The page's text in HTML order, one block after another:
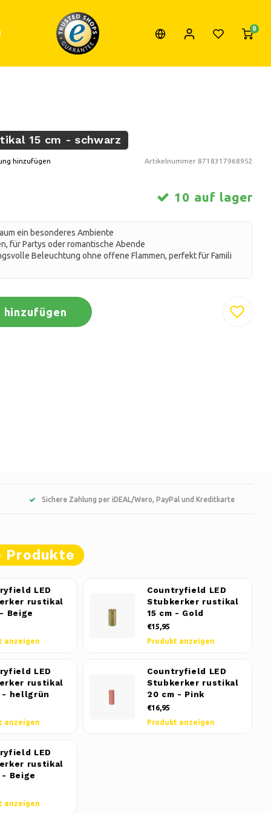
0
15 cm - schwarz
hinzufügen Artikelnummer 8718317968952
10 auf lager
ein besonderes Ambiente
für Partys oder romantische Abende
Beleuchtung ohne offene Flammen, perfekt für Famili
hinzufügen
Sichere Zahlung per iDEAL/Wero, PayPal und Kreditkarte
Produkte
LED
rustikal
Beige
anzeigen
Countryfield LED
Stubkerker rustikal
15 cm - Gold
€15,95
Produkt anzeigen
LED
rustikal
- hellgrün
anzeigen
Countryfield LED
Stubkerker rustikal
20 cm - Pink
€16,95
Produkt anzeigen
LED
rustikal
- Beige
anzeigen